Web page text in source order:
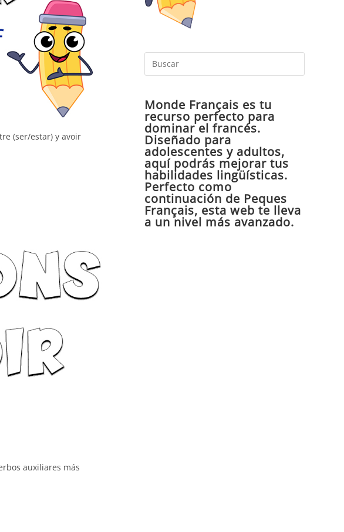
(ser/estar) y avoir
auxiliares más
Escape
Monde Français es tu
recurso perfecto para
dominar el francés.
Diseñado para
adolescentes y adultos,
aquí podrás mejorar tus
habilidades lingüísticas.
Perfecto como
continuación de Peques
Français, esta web te lleva
a un nivel más avanzado.